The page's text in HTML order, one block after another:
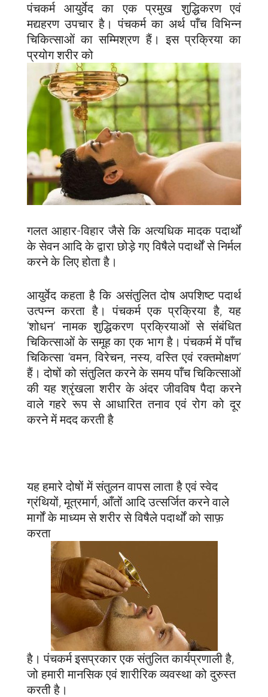
पंचकर्म आयुर्वेद का एक प्रमुख शुद्धिकरण एवं
मद्यहरण उपचार है। पंचकर्म का अर्थ पाँच विभिन्न
चिकित्साओं का सम्मिश्रण हैं। इस प्रक्रिया का
प्रयोग शरीर को
गलत आहार-विहार जैसे कि अत्यधिक मादक पदार्थों
के सेवन आदि के द्वारा छोड़े गए विषैले पदार्थों से निर्मल
करने के लिए होता है।
आयुर्वेद कहता है कि असंतुलित दोष अपशिष्ट पदार्थ
उत्पन्न करता है। पंचकर्म एक प्रक्रिया है, यह
‘शोधन’ नामक शुद्धिकरण प्रक्रियाओं से संबंधित
चिकित्साओं के समूह का एक भाग है। पंचकर्म में पाँच
चिकित्सा ‘वमन, विरेचन, नस्य, वस्ति एवं रक्तमोक्षण’
हैं। दोषों को संतुलित करने के समय पाँच चिकित्साओं
की यह श्रृंखला शरीर के अंदर जीवविष पैदा करने
वाले गहरे रूप से आधारित तनाव एवं रोग को दूर
करने में मदद करती है
यह हमारे दोषों में संतुलन वापस लाता है एवं स्वेद
ग्रंथियों, मूत्रमार्ग, आँतों आदि उत्सर्जित करने वाले
मार्गों के माध्यम से शरीर से विषैले पदार्थों को साफ़
करता
है। पंचकर्म इसप्रकार एक संतुलित कार्यप्रणाली है,
जो हमारी मानसिक एवं शारीरिक व्यवस्था को दुरुस्त
करती है।